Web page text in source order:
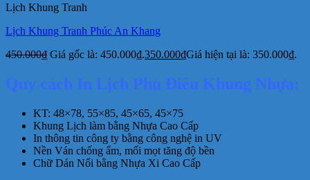
Lịch Khung Tranh
Lịch Khung Tranh Phúc An Khang
450.000₫ Giá gốc là: 450.000₫.350.000₫Giá hiện tại là: 350.000₫.
Quy cách In Lịch Phù Điêu Khung Nhựa:
KT: 48×78, 55×85, 45×65, 45×75
Khung Lịch làm bằng Nhựa Cao Cấp
In thông tin công ty bằng công nghệ in UV
Nền Ván chống ẩm, mối mọt tăng độ bền
Chữ Dán Nổi bằng Nhựa Xi Cao Cấp